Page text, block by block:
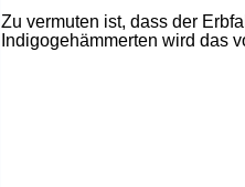
Zu vermuten ist, dass der
Indigogehämmerten wird das